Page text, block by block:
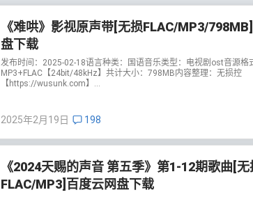
《难哄》影视原声带[无损FLAC/MP3/
盘下载
发布时间：2025-02-18语言种类：国语音乐类型：电视剧ost音源格
MP3+FLAC【24bit/48kHz】共计大小：798MB内容整理：无损控
【https://wusunk.com】...
2025年2月19日 198
《2024天赐的声音 第五季》第1-12期歌曲[无
FLAC/MP3]百度云网盘下载